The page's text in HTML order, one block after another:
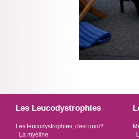
Les Leucodystrophies
Les leucodystrophies, c'est quoi?
La myéline